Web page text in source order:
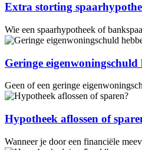
Extra storting
Wie een spaarhypotheek of
Geringe
Geen of een geringe
Hypotheek aflossen of
Wanneer je door een financiële